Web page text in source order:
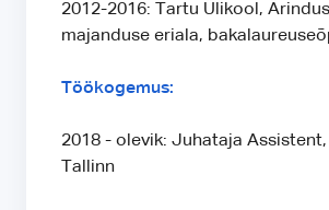
2012-2016: Tartu Ülikool,
majanduse eriala,
Töökogemus:
2018 - olevik: Juhataja Assistent,
Tallinn